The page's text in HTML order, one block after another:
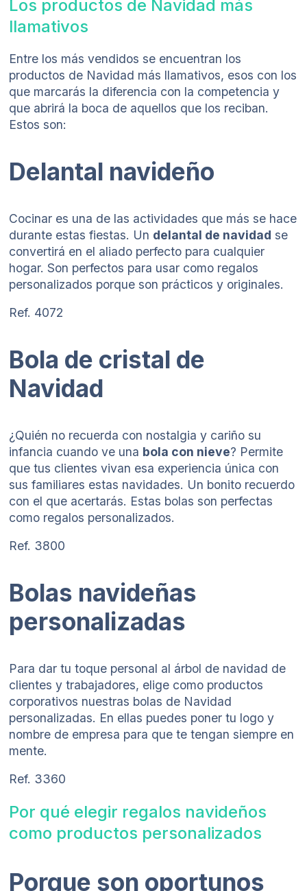
Los productos de Navidad más
llamativos
Entre los más vendidos se encuentran los
productos de Navidad más llamativos, esos con los
que marcarás la diferencia con la competencia y
que abrirá la boca de aquellos que los reciban.
Estos son:
Delantal navideño
Cocinar es una de las actividades que más se hace
durante estas fiestas. Un delantal de navidad se
convertirá en el aliado perfecto para cualquier
hogar. Son perfectos para usar como regalos
personalizados porque son prácticos y originales.
Ref. 4072
Bola de cristal de
Navidad
¿Quién no recuerda con nostalgia y cariño su
infancia cuando ve una bola con nieve? Permite
que tus clientes vivan esa experiencia única con
sus familiares estas navidades. Un bonito recuerdo
con el que acertarás. Estas bolas son perfectas
como regalos personalizados.
Ref. 3800
Bolas navideñas
personalizadas
Para dar tu toque personal al árbol de navidad de
clientes y trabajadores, elige como productos
corporativos nuestras bolas de Navidad
personalizadas. En ellas puedes poner tu logo y
nombre de empresa para que te tengan siempre en
mente.
Ref. 3360
Por qué elegir regalos navideños
como productos personalizados
Porque son oportunos